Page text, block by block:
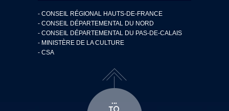
- CONSEIL RÉGIONAL HAUTS-DE-FRANCE
- CONSEIL DÉPARTEMENTAL DU NORD
- CONSEIL DÉPARTEMENTAL DU PAS-DE-CALAIS
- MINISTÈRE DE LA CULTURE
- CSA